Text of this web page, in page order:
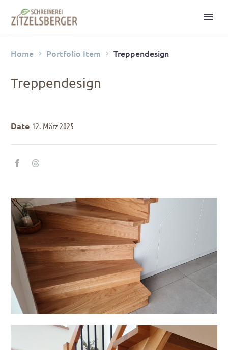
Home Portfolio Item Treppendesign
Treppendesign
Date 12. März 2025